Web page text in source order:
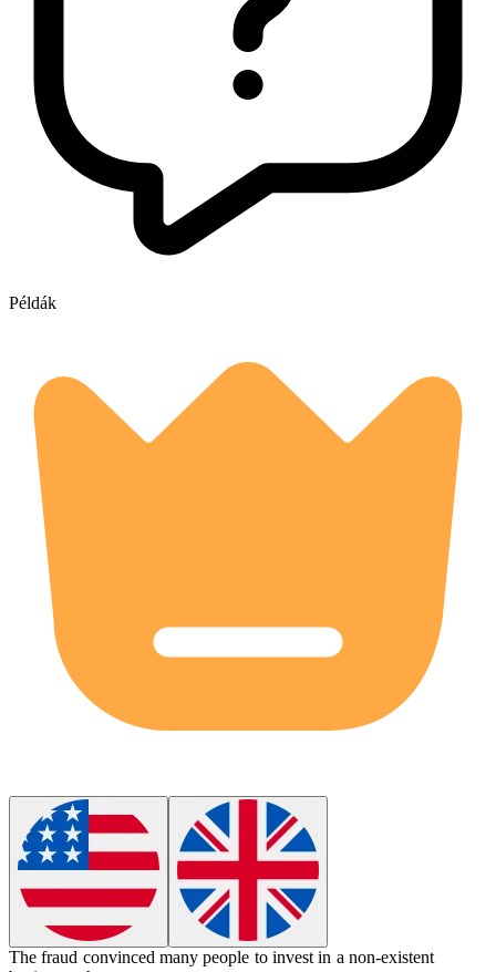
Példák
Thefraud convinced many people to invest in a non-existent